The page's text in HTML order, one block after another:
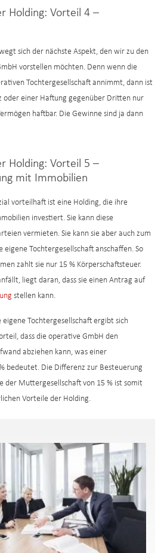
Holding: Vorteil 4 –
sich der nächste Aspekt, den wir zu den
vorstellen möchten. Denn wenn die
Tochtergesellschaft annimmt, dann ist
oder einer Haftung gegenüber Dritten nur
haftbar. Die Gewinne sind ja dann
Holding: Vorteil 5 –
mit Immobilien
vorteilhaft ist eine Holding, die ihre
investiert. Sie kann diese
vermieten. Sie kann sie aber auch zum
eigene Tochtergesellschaft anschaffen. So
zahlt sie nur 15 % Körperschaftsteuer.
liegt daran, dass sie einen Antrag auf
stellen kann.
Tochtergesellschaft ergibt sich
dass die operative GmbH den
abziehen kann, was einer
bedeutet. Die Differenz zur Besteuerung
der Muttergesellschaft von 15 % ist somit
Vorteile der Holding.